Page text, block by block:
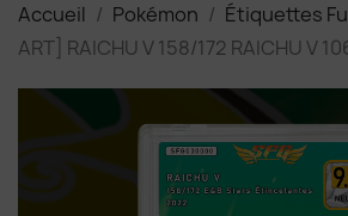
Accueil Pokémon Étiquettes
ART] RAICHU V 158/172 RAICHU V